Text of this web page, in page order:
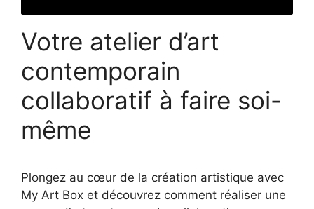
Votre atelier d’art
contemporain
collaboratif à faire soi-
même
Plongez au cœur de la création artistique avec
My Art Box et découvrez comment réaliser une